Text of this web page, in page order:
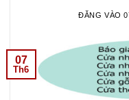
ĐĂNG VÀO
07
Th6